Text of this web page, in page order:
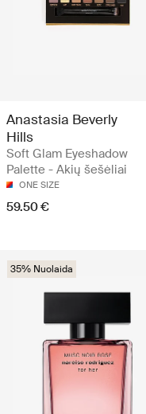
Anastasia Beverly
Hills
Soft Glam Eyeshadow
Palette - Akių šešėliai
ONE SIZE
59.50 €
35% Nuolaida